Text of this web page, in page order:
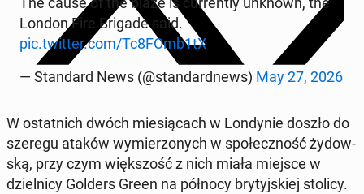
London Fire Brigade said.
pic.twitter.com/Tc8FOmb1tX
— Stan­dard News (@stan­dard­news) May 27, 2026
W ostat­nich dwóch mie­sią­cach w Lon­dy­nie doszło do
szeregu ataków wy­mie­rzo­nych w spo­łecz­ność ży­dow­
ską, przy czym więk­szość z nich miała miejsce w
dziel­ni­cy Golders Green na północy bry­tyj­skiej stolicy.